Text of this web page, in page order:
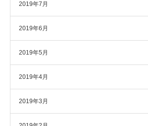
2019年7月
2019年6月
2019年5月
2019年4月
2019年3月